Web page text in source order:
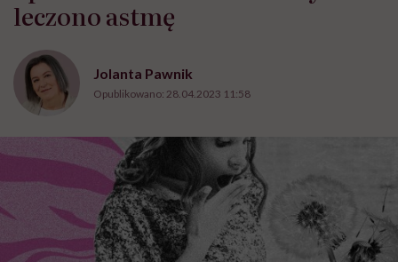
leczono astmę
Jolanta Pawnik
Opublikowano: 28.04.2023 11:58